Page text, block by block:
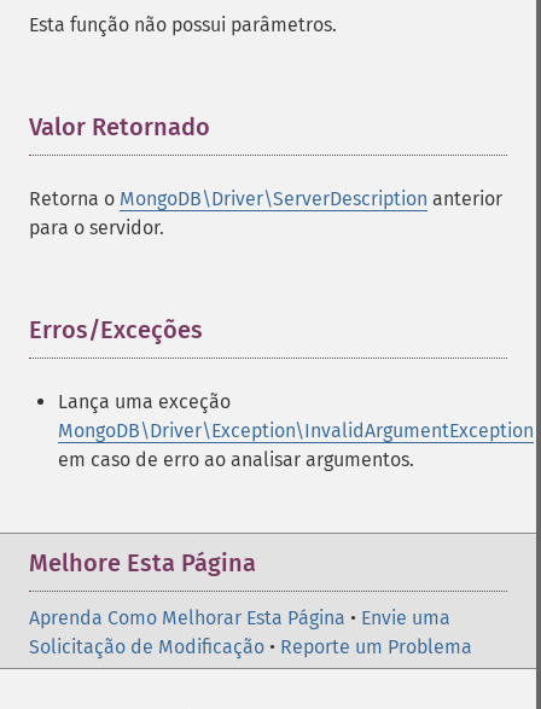
Esta função não possui parâmetros.
Valor Retornado
Retorna o MongoDB\Driver\ServerDescription anterior
para o servidor.
Erros/Exceções
Lança uma exceção
MongoDB\Driver\Exception\InvalidArgumentException
em caso de erro ao analisar argumentos.
Melhore Esta Página
Aprenda Como Melhorar Esta Página • Envie uma
Solicitação de Modificação • Reporte um Problema